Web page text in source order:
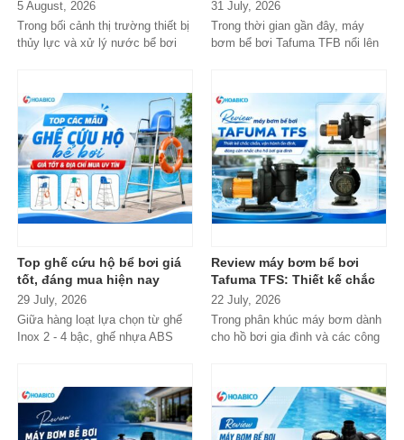
5 August, 2026
Trong bối cảnh thị trường thiết bị
thủy lực và xử lý nước bể bơi
phổ thông?
31 July, 2026
Trong thời gian gần đây, máy
bơm bể bơi Tafuma TFB nổi lên
Top ghế cứu hộ bể bơi giá
tốt, đáng mua hiện nay
29 July, 2026
Giữa hàng loạt lựa chọn từ ghế
Inox 2 - 4 bậc, ghế nhựa ABS
Review máy bơm bể bơi
Tafuma TFS: Thiết kế chắc
chắn, vận hành ổn định,
đáng cân nhắc cho hồ bơi
gia đình
22 July, 2026
Trong phân khúc máy bơm dành
cho hồ bơi gia đình và các công